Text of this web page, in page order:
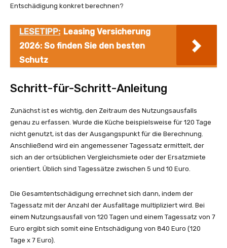
Entschädigung konkret berechnen?
LESETIPP: Leasing Versicherung
2026: So finden Sie den besten
Schutz
Schritt-für-Schritt-Anleitung
Zunächst ist es wichtig, den Zeitraum des Nutzungsausfalls
genau zu erfassen. Wurde die Küche beispielsweise für 120 Tage
nicht genutzt, ist das der Ausgangspunkt für die Berechnung.
Anschließend wird ein angemessener Tagessatz ermittelt, der
sich an der ortsüblichen Vergleichsmiete oder der Ersatzmiete
orientiert. Üblich sind Tagessätze zwischen 5 und 10 Euro.
Die Gesamtentschädigung errechnet sich dann, indem der
Tagessatz mit der Anzahl der Ausfalltage multipliziert wird. Bei
einem Nutzungsausfall von 120 Tagen und einem Tagessatz von 7
Euro ergibt sich somit eine Entschädigung von 840 Euro (120
Tage x 7 Euro).